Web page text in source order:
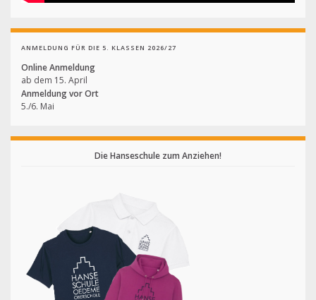
ANMELDUNG FÜR DIE 5. KLASSEN 2026/27
Online Anmeldung
ab dem 15. April
Anmeldung vor Ort
5./6. Mai
Die Hanseschule zum Anziehen!